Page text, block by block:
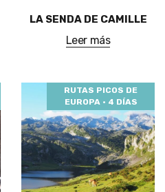
LA SENDA DE CAMILLE
Leer más
RUTAS PICOS DE
EUROPA · 4 DÍAS